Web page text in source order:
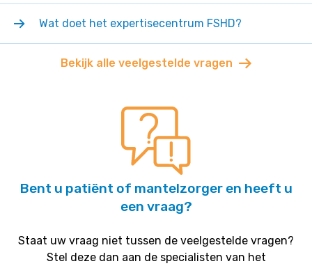
Wat doet het expertisecentrum FSHD?
Bekijk alle veelgestelde vragen
Bent u patiënt of mantelzorger en heeft u
een vraag?
Staat uw vraag niet tussen de veelgestelde vragen?
Stel deze dan aan de specialisten van het